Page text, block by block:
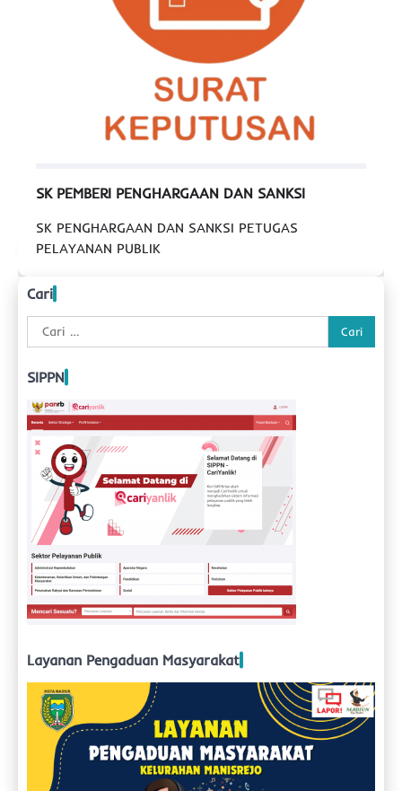
SK PEMBERI PENGHARGAAN DAN SANKSI
SK PENGHARGAAN DAN SANKSI PETUGAS
PELAYANAN PUBLIK
Cari
Cari
untuk:
SIPPN
Layanan Pengaduan Masyarakat